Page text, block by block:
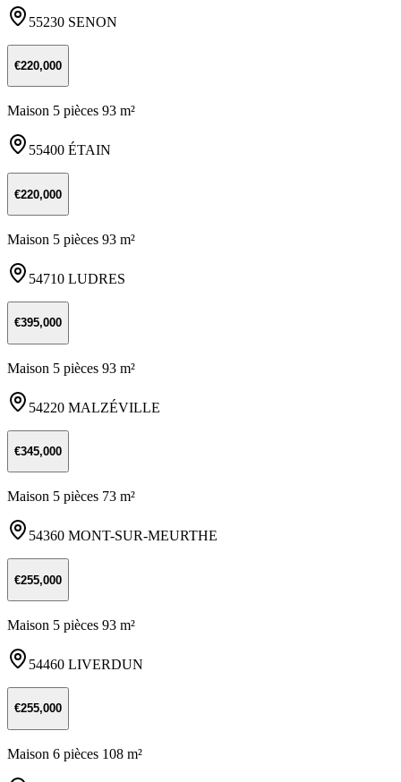
55230 SENON
€220,000
Maison 5 pièces 93 m²
55400 ÉTAIN
€220,000
Maison 5 pièces 93 m²
54710 LUDRES
€395,000
Maison 5 pièces 93 m²
54220 MALZÉVILLE
€345,000
Maison 5 pièces 73 m²
54360 MONT-SUR-MEURTHE
€255,000
Maison 5 pièces 93 m²
54460 LIVERDUN
€255,000
Maison 6 pièces 108 m²